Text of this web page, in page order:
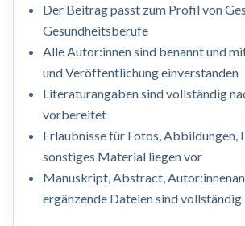
Der Beitrag passt zum Profil von
Gesundheitsberufe
Alle Autor:innen sind benannt und
und Veröffentlichung einverstanden
Literaturangaben sind vollständig
vorbereitet
Erlaubnisse für Fotos, Abbildungen,
sonstiges Material liegen vor
Manuskript, Abstract,
ergänzende Dateien sind vollständig